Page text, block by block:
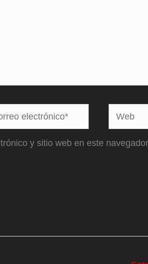
Web
y sitio web en este